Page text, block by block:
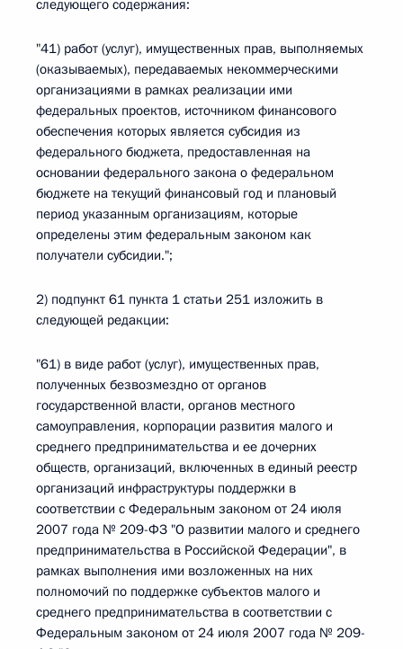
следующего содержания:
"41) работ (услуг), имущественных прав, выполняемых
(оказываемых), передаваемых некоммерческими
организациями в рамках реализации ими
федеральных проектов, источником финансового
обеспечения которых является субсидия из
федерального бюджета, предоставленная на
основании федерального закона о федеральном
бюджете на текущий финансовый год и плановый
период указанным организациям, которые
определены этим федеральным законом как
получатели субсидии.";
2) подпункт 61 пункта 1 статьи 251 изложить в
следующей редакции:
"61) в виде работ (услуг), имущественных прав,
полученных безвозмездно от органов
государственной власти, органов местного
самоуправления, корпорации развития малого и
среднего предпринимательства и ее дочерних
обществ, организаций, включенных в единый реестр
организаций инфраструктуры поддержки в
соответствии с Федеральным законом от 24 июля
2007 года № 209-ФЗ "О развитии малого и среднего
предпринимательства в Российской Федерации", в
рамках выполнения ими возложенных на них
полномочий по поддержке субъектов малого и
среднего предпринимательства в соответствии с
Федеральным законом от 24 июля 2007 года № 209-